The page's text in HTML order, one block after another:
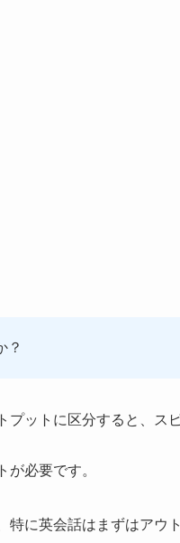
？
ットに区分すると、ス
必要です。
に英会話はまずはアウ